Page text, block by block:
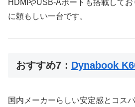
HDMIやUSB-Aポートも搭載して
に頼もしい一台です。
おすすめ7： Dynabook
国内メーカーらしい安定感とコス